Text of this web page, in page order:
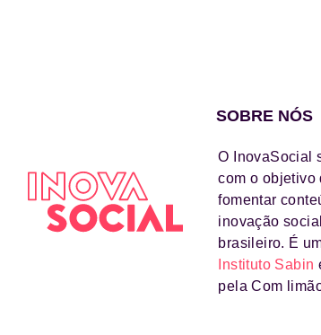
SOBRE NÓS
O InovaSocial
com o objetivo
fomentar
inovação
brasileiro. É
Instituto Sabin
pela Com